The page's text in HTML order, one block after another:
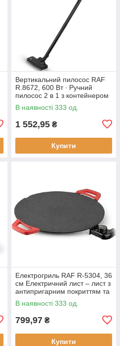
Вертикальний пилосос RAF
R.8672, 600 Вт ∙ Ручний
пилосос 2 в 1 з контейнером
В наявності 333 од.
1 552,95 ₴
Купити
Електрогриль RAF R-5304, 36
см Електричний лист – лист з
антипригарним покриттям та
регулюванням температури
смаження, 1800 Вт
В наявності 333 од.
799,97 ₴
Купити